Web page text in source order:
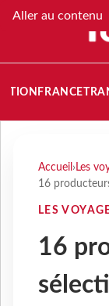
Aller au contenu
FRANCE
Accueil › Les
16
LES
16